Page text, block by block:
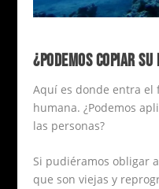
¿PODEMOS COPIAR
Aquí es donde entra el
humana. ¿Podemos
las personas?
Si pudiéramos obligar
que son viejas y